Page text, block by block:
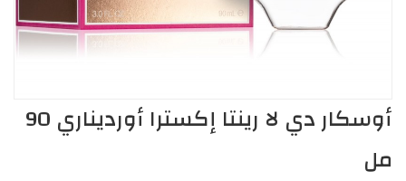
أوسكار دي لا رينتا إكسترا أورديناري 90
مل